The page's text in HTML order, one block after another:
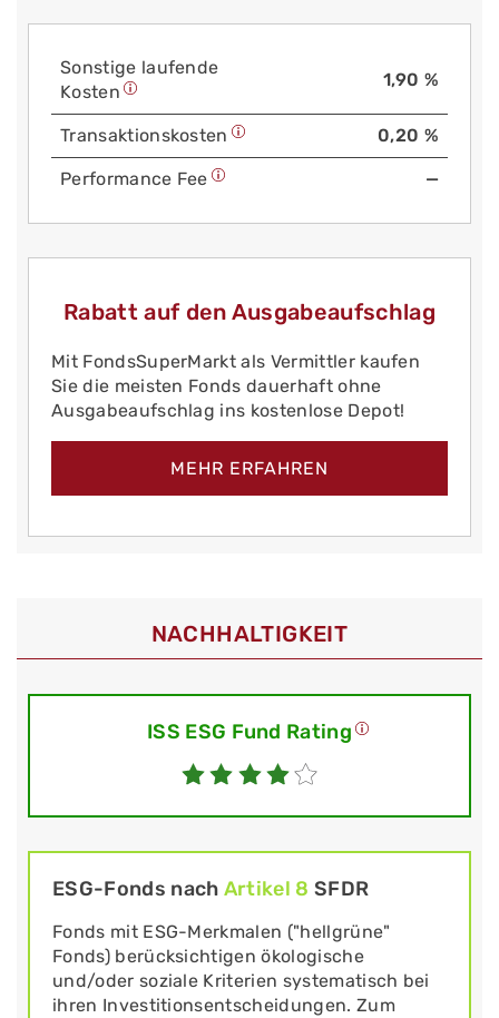
Sonstige laufende
Kosten
1,90 %
Trans­aktions­kosten 0,20 %
Performance Fee —
Rabatt auf den Ausgabeaufschlag
Mit FondsSuperMarkt als Vermittler kaufen
Sie die meisten Fonds dauerhaft ohne
Ausgabeaufschlag ins kostenlose Depot!
MEHR ERFAHREN
NACHHALTIGKEIT
ISS ESG Fund Rating
ESG-Fonds nach Artikel 8 SFDR
Fonds mit ESG-Merkmalen ("hellgrüne"
Fonds) berücksichtigen ökologische
und/oder soziale Kriterien systematisch bei
ihren Investitionsentscheidungen. Zum